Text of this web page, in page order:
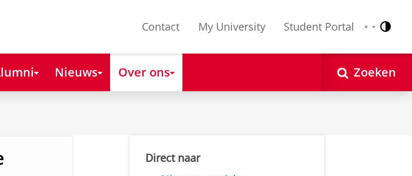
Contact My University Student Portal Nederlands
English
Nieuws Over ons Zoeken
Direct naar